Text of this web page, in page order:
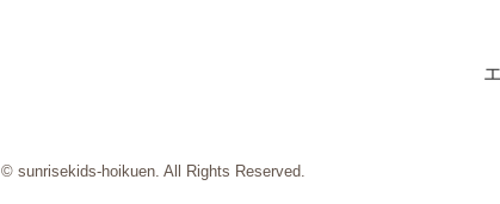
© sunrisekids-hoikuen. All Rights Reserved.